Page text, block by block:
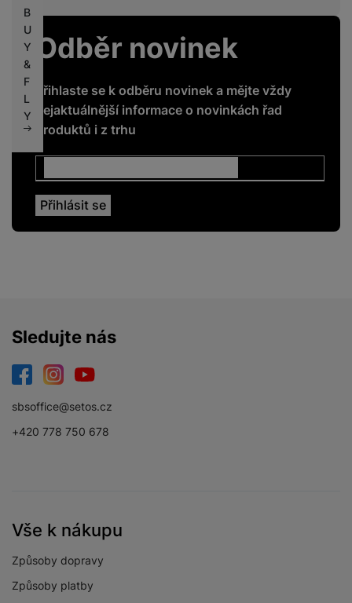
B
U
Y
&
F
L
Y
Odběr novinek
Přihlaste se k odběru novinek a mějte vždy
nejaktuálnější informace o novinkách řad
produktů i z trhu
Sledujte nás
sbsoffice@setos.cz
+420 778 750 678
Vše k nákupu
Způsoby dopravy
Způsoby platby